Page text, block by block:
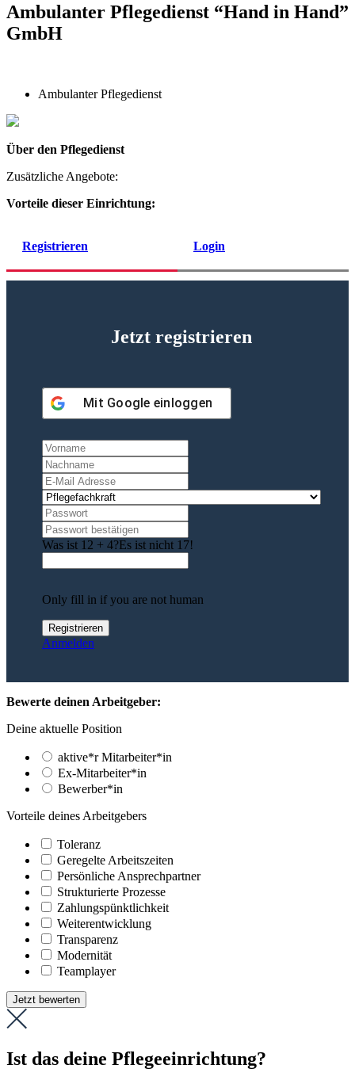
Ambulanter Pflegedienst “Hand in Hand”
GmbH
Ambulanter Pflegedienst
Über den Pflegedienst
Zusätzliche Angebote:
Vorteile dieser Einrichtung:
Registrieren Login
Jetzt registrieren
Mit Google einloggen
Was ist 12 + 4?Es ist nicht 17!
Only fill in if you are not human
Anmelden
Bewerte deinen Arbeitgeber:
Deine aktuelle Position
aktive*r Mitarbeiter*in
Ex-Mitarbeiter*in
Bewerber*in
Vorteile deines Arbeitgebers
Toleranz
Geregelte Arbeitszeiten
Persönliche Ansprechpartner
Strukturierte Prozesse
Zahlungs­pünktlichkeit
Weiter­entwicklung
Transparenz
Modernität
Teamplayer
Jetzt bewerten
Ist das deine Pflegeeinrichtung?